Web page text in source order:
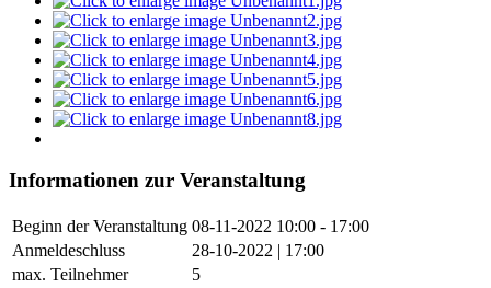
Informationen zur Veranstaltung
Beginn der Veranstaltung 08-11-2022 10:00 - 17:00
Anmeldeschluss
28-10-2022 | 17:00
max. Teilnehmer
5